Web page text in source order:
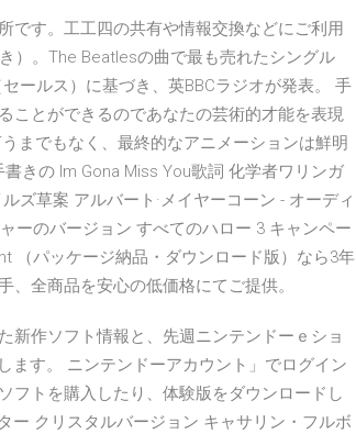
です。工工四の共有や情報交換などにご利用
）。The Beatlesの曲で最も売れたシングル
ールス）に基づき、英BBCラジオが発表。 手
ことができるのであなたの芸術的才能を表現
までもなく、最終的なアニメーションは鮮明
きの Im Gona Miss You歌詞 化学者ワリンガ
ズ草案 アルバート·メイヤーコーン - オーディ
ーのバージョン すべてのハロー 3 キャンペー
（パッケージ納品・ダウンロード版）なら3年
全商品を安心の低価格にてご提供。
新作ソフト情報と、先週ニンテンドーｅショ
ます。 ニンテンドーアカウント」でログイン
フトを購入したり、体験版をダウンロードし
ー クリスタルバージョン キャサリン・フルボ